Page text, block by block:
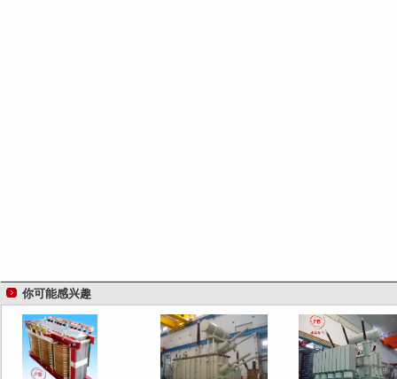
你可能感兴趣